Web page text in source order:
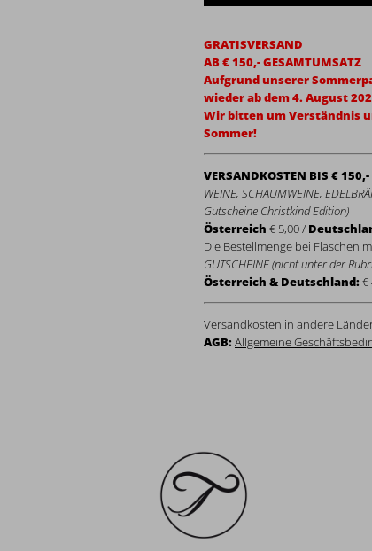
GRATISVERSAND
AB € 150,- GESAMTUMSATZ
Aufgrund unserer
wieder ab dem 4. August
Wir bitten um Verständnis
Sommer!
VERSANDKOSTEN BIS € 150,-
WEINE, SCHAUMWEINE,
Gutscheine Christkind Edition)
Österreich € 5,00 /
Die Bestellmenge bei Flaschen
GUTSCHEINE (nicht unter der
Österreich & Deutschland:€
Versandkosten in andere
AGB:Allgemeine